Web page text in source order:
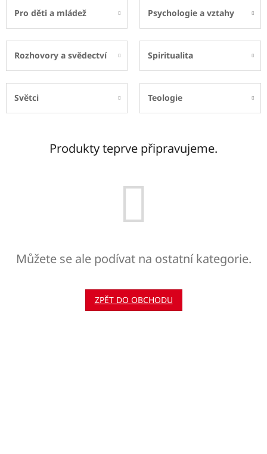
Pro děti a mládež Psychologie a vztahy
Rozhovory a svědectví Spiritualita
Světci Teologie
Produkty teprve připravujeme.
Můžete se ale podívat na ostatní kategorie.
ZPĚT DO OBCHODU